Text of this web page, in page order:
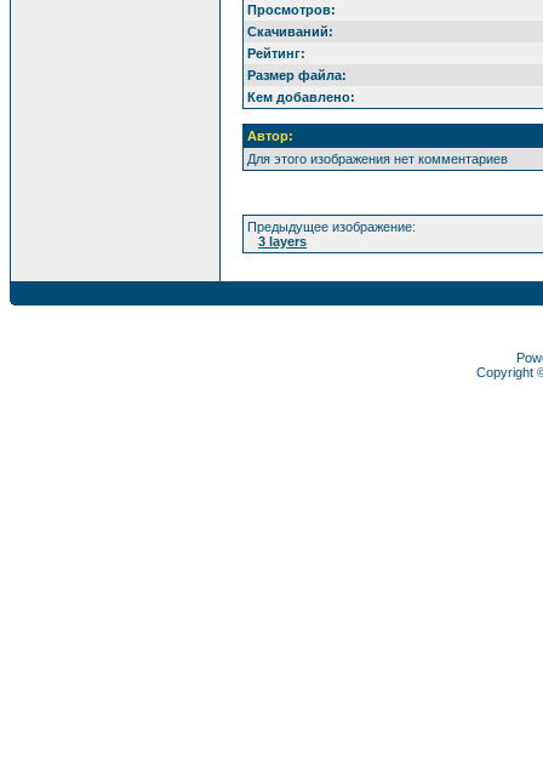
Просмотров:
Скачиваний:
Рейтинг:
Размер файла:
Кем добавлено:
Автор:
Для этого изображения нет комментариев
Предыдущее изображение:
3 layers
Copyright